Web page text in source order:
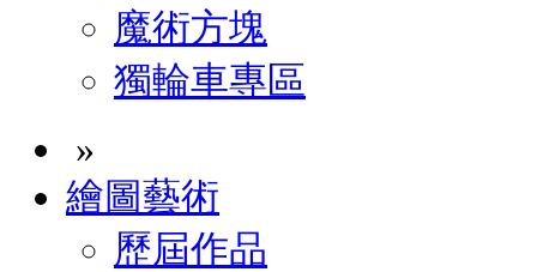
魔術方塊
獨輪車專區
»
繪圖藝術
歷屆作品